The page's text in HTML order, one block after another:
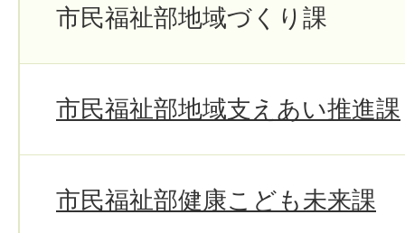
市民福祉部地域づくり課
市民福祉部地域支えあい推進課
市民福祉部健康こども未来課